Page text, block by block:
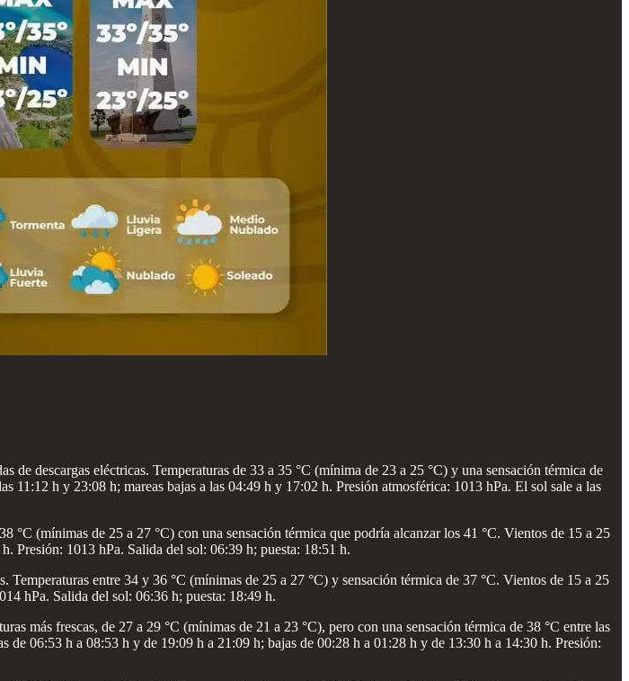
descargas eléctricas. Temperaturas de 33 a 35 °C (mínima de 23 a 25 °C) y una sensación térmica de
11:12 h y 23:08 h; mareas bajas a las 04:49 h y 17:02 h. Presión atmosférica: 1013 hPa. El sol sale a las
(mínimas de 25 a 27 °C) con una sensación térmica que podría alcanzar los 41 °C. Vientos de 15 a 25
Presión: 1013 hPa. Salida del sol: 06:39 h; puesta: 18:51 h.
entre 34 y 36 °C (mínimas de 25 a 27 °C) y sensación térmica de 37 °C. Vientos de 15 a 25
hPa. Salida del sol: 06:36 h; puesta: 18:49 h.
más frescas, de 27 a 29 °C (mínimas de 21 a 23 °C), pero con una sensación térmica de 38 °C entre las
06:53 h a 08:53 h y de 19:09 h a 21:09 h; bajas de 00:28 h a 01:28 h y de 13:30 h a 14:30 h. Presión: